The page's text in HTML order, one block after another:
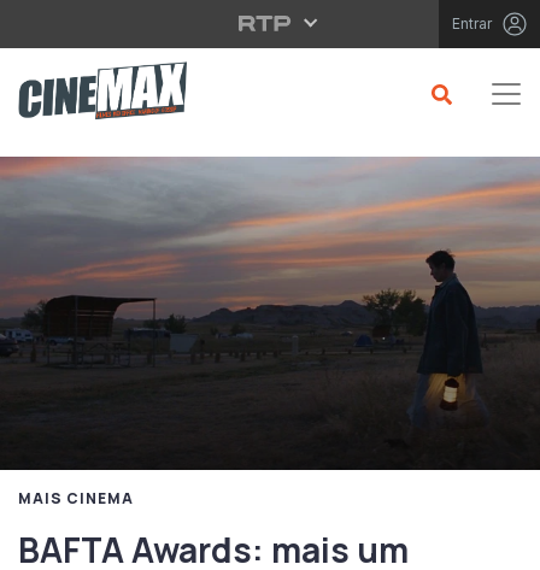
Saltar para o conteúdo principal Entrar
MAIS CINEMA
BAFTA Awards: mais um